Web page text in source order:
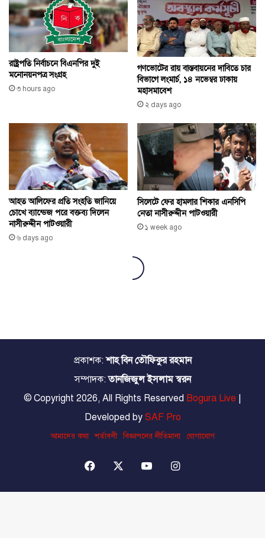
প্রকাশক:শাহ বিন তৌফিকুর রহমান
সম্পাদক:তানজিজুল ইসলাম স্বরন
© Copyright 2026, All Rights Reserved Bogura Live
Developed by SAF Pro
আমাদের কথা শর্তাবলী বিজ্ঞাপনের নীতিমালা যোগাযোগ
Facebook YouTubeInstagram